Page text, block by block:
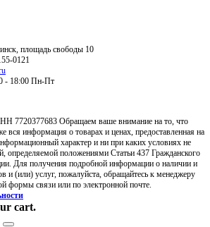
площадь свободы 10
0121
- 18:00 Пн-Пт
Обращаем ваше внимание на то, что
вся информация о товарах и ценах, предоставленная на
характер и ни при каких условиях не
определяемой положениями Статьи 437 Гражданского
Для получения подробной информации о наличии и
и (или) услуг, пожалуйста, обращайтесь к менеджеру
формы связи или по электронной почте.
cart.